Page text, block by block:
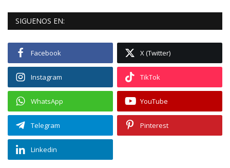
Videos virales
Podcast y Audios
SIGUENOS EN:
Facebook X (Twitter)
Instagram TikTok
WhatsApp YouTube
Telegram Pinterest
Linkedin